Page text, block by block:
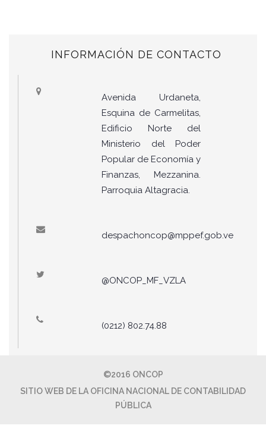
INFORMACIÓN DE CONTACTO
Avenida Urdaneta,
Esquina de Carmelitas,
Edificio Norte del
Ministerio del Poder
Popular de Economía y
Finanzas, Mezzanina.
Parroquia Altagracia.
despachoncop@mppef.gob.ve
@ONCOP_MF_VZLA
(0212) 802.74.88
©2016 ONCOP
SITIO WEB DE LA OFICINA NACIONAL DE CONTABILIDAD
PÚBLICA